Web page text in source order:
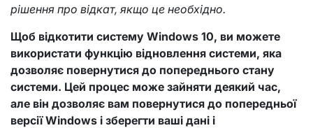
рішення про відкат, якщо це необхідно.
Щоб відкотити систему Windows 10, ви можете
використати функцію відновлення системи, яка
дозволяє повернутися до попереднього стану
системи. Цей процес може зайняти деякий час,
але він дозволяє вам повернутися до попередньої
версії Windows і зберегти ваші дані і